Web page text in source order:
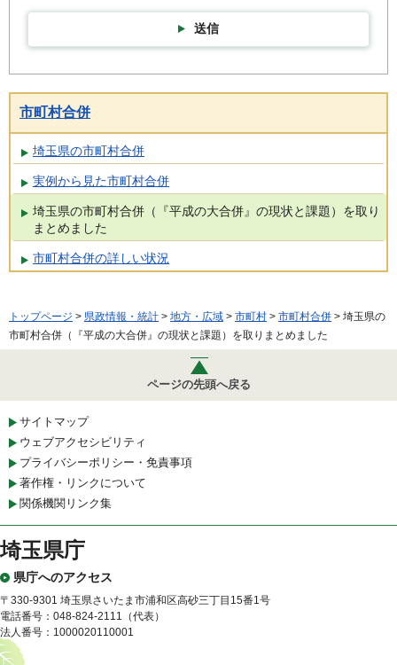
送信
市町村合併
埼玉県の市町村合併
実例から見た市町村合併
埼玉県の市町村合併（『平成の大合併』の現状と課題）を取り
まとめました
市町村合併の詳しい状況
トップページ > 県政情報・統計 > 地方・広域 > 市町村 > 市町村合併 > 埼玉県の
市町村合併（『平成の大合併』の現状と課題）を取りまとめました
ページの先頭へ戻る
サイトマップ
ウェブアクセシビリティ
プライバシーポリシー・免責事項
著作権・リンクについて
関係機関リンク集
埼玉県庁
県庁へのアクセス
〒330-9301 埼玉県さいたま市浦和区高砂三丁目15番1号
電話番号：048-824-2111（代表）
法人番号：1000020110001